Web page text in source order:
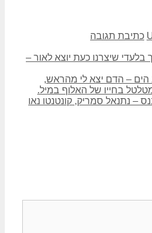
כתיבת תגובה
שיצרנו כעת יוצא לאור –
הים – הדם יצא לי מהראש,
בחייו של האלוף במיל.
– נתנאל סמריק, קונטנטו נאו